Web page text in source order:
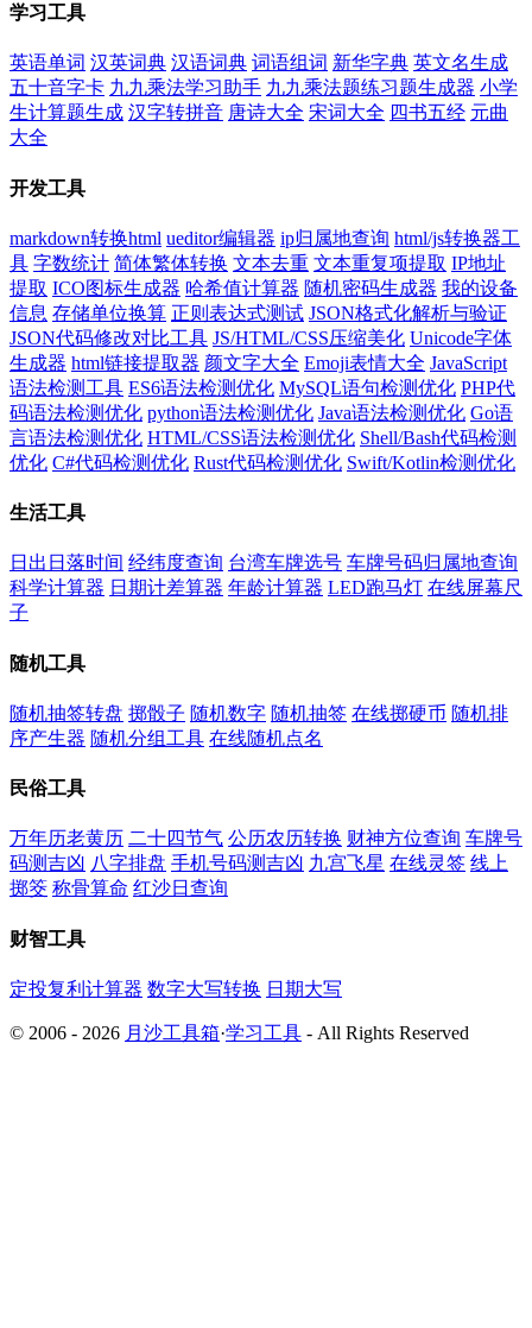
学习工具
英语单词 汉英词典 汉语词典 词语组词 新华字典 英文名生成
五十音字卡 九九乘法学习助手 九九乘法题练习题生成器 小学
生计算题生成 汉字转拼音 唐诗大全 宋词大全 四书五经 元曲
大全
开发工具
markdown转换html ueditor编辑器 ip归属地查询 html/js转换器工
具 字数统计 简体繁体转换 文本去重 文本重复项提取 IP地址
提取 ICO图标生成器 哈希值计算器 随机密码生成器 我的设备
信息 存储单位换算 正则表达式测试 JSON格式化解析与验证
JSON代码修改对比工具 JS/HTML/CSS压缩美化 Unicode字体
生成器 html链接提取器 颜文字大全 Emoji表情大全 JavaScript
语法检测工具 ES6语法检测优化 MySQL语句检测优化 PHP代
码语法检测优化 python语法检测优化 Java语法检测优化 Go语
言语法检测优化 HTML/CSS语法检测优化 Shell/Bash代码检测
优化 C#代码检测优化 Rust代码检测优化 Swift/Kotlin检测优化
生活工具
日出日落时间 经纬度查询 台湾车牌选号 车牌号码归属地查询
科学计算器 日期计差算器 年龄计算器 LED跑马灯 在线屏幕尺
子
随机工具
随机抽签转盘 掷骰子 随机数字 随机抽签 在线掷硬币 随机排
序产生器 随机分组工具 在线随机点名
民俗工具
万年历老黄历 二十四节气 公历农历转换 财神方位查询 车牌号
码测吉凶 八字排盘 手机号码测吉凶 九宫飞星 在线灵签 线上
掷筊 称骨算命 红沙日查询
财智工具
定投复利计算器 数字大写转换 日期大写
© 2006 - 2026 月沙工具箱·学习工具 - All Rights Reserved